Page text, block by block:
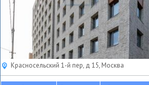
Красносельский 1-й пер, д 15, Москва